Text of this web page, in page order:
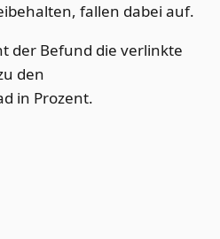
fallen dabei auf.
der Befund die verlinkte
den
in Prozent.